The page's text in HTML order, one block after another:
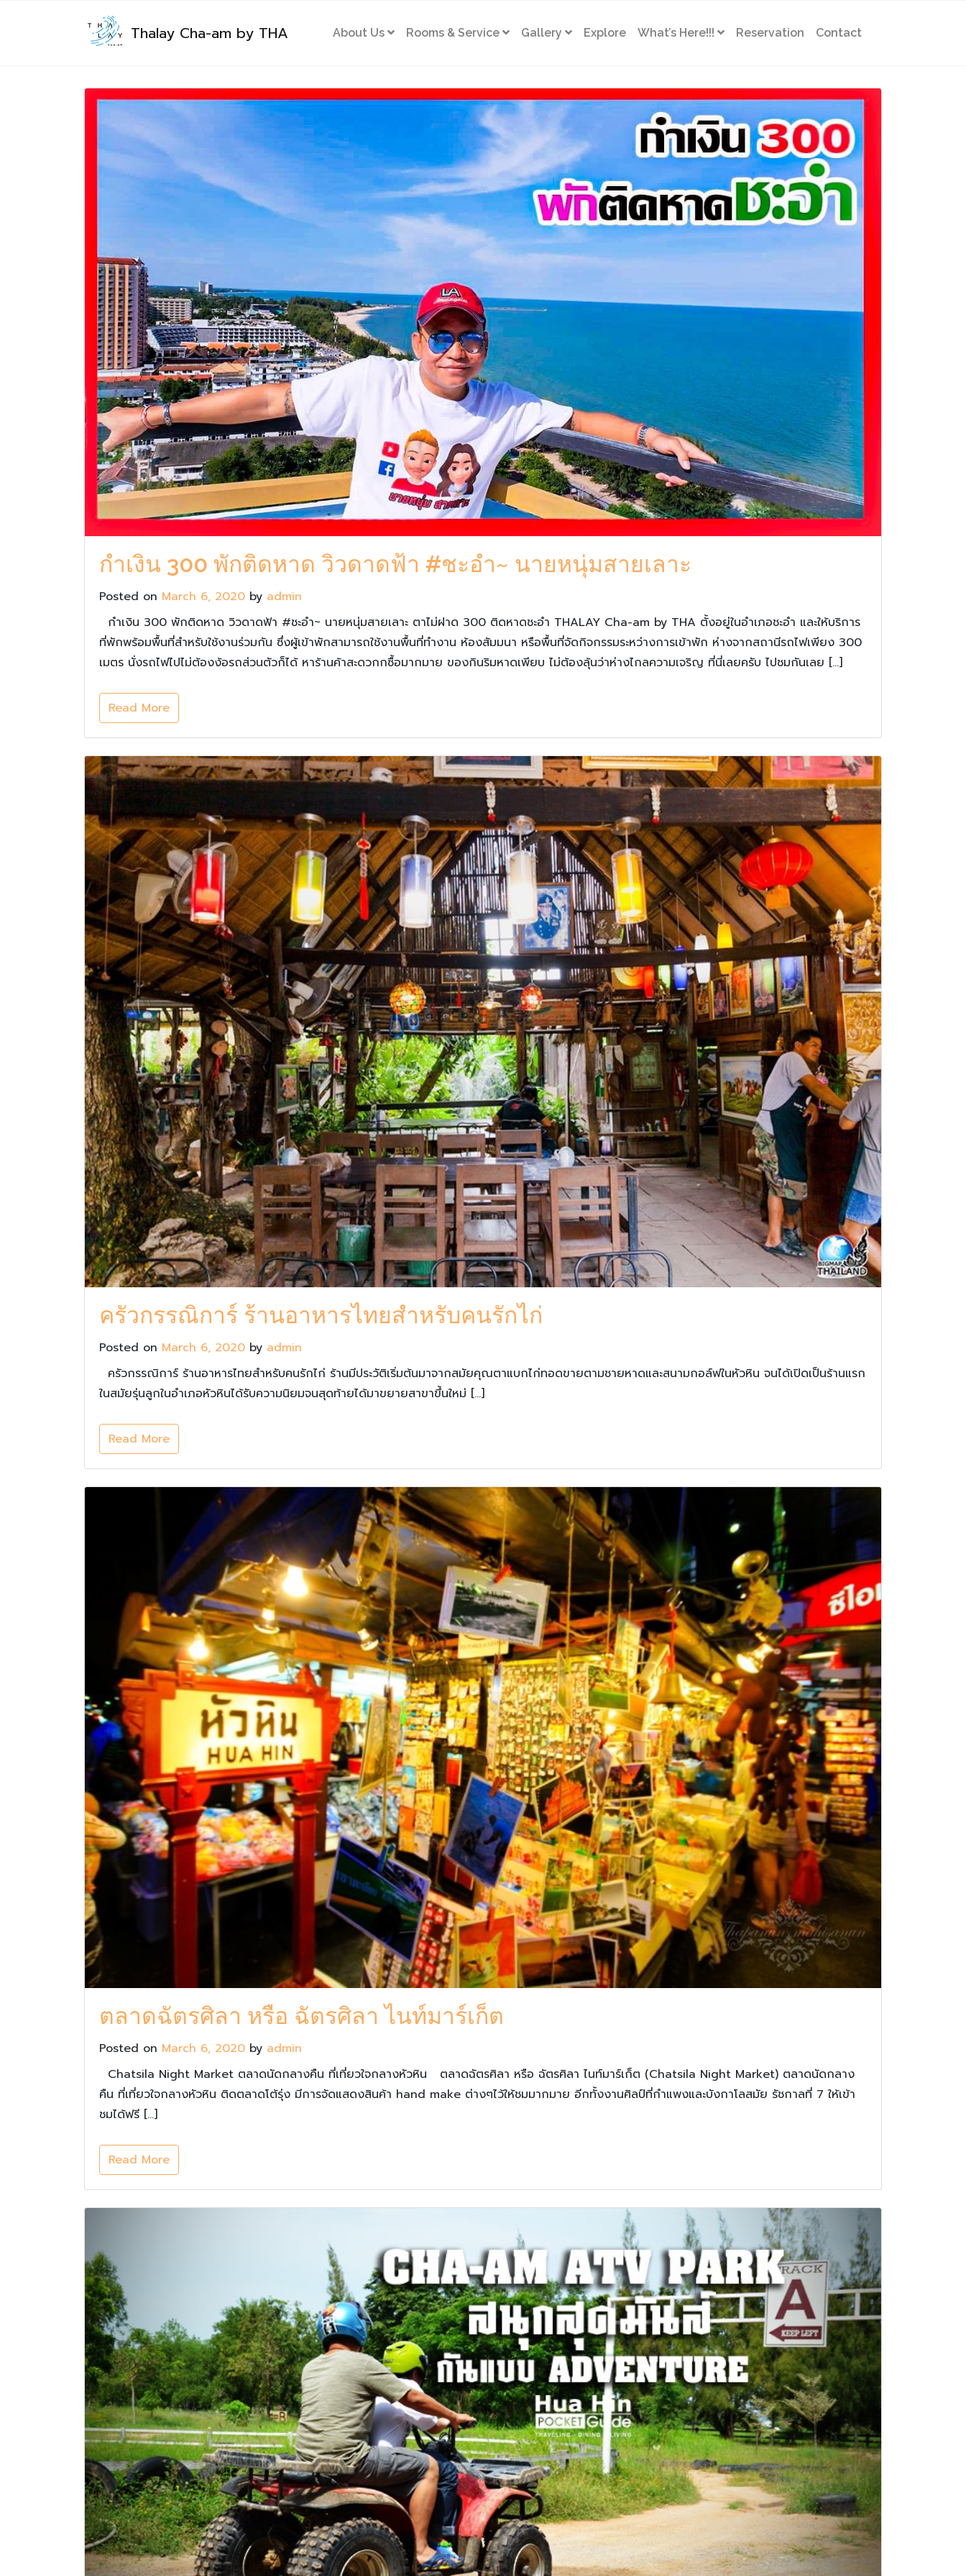
Thalay Cha-am by THA About Us Rooms & Service Gallery Explore What’s Here!!! Reservation Contact
กำเงิน 300 พักติดหาด วิวดาดฟ้า #ชะอำ~ นายหนุ่มสายเลาะ
Posted on March 6, 2020 by admin
กำเงิน 300 พักติดหาด วิวดาดฟ้า #ชะอำ~ นายหนุ่มสายเลาะ ตาไม่ฝาด 300 ติดหาดชะอำ THALAY Cha-am by THA ตั้งอยู่ในอำเภอชะอำ และให้บริการ
ที่พักพร้อมพื้นที่สำหรับใช้งานร่วมกัน ซึ่งผู้เข้าพักสามารถใช้งานพื้นที่ทำงาน ห้องสัมมนา หรือพื้นที่จัดกิจกรรมระหว่างการเข้าพัก ห่างจากสถานีรถไฟเพียง 300
เมตร นั่งรถไฟไปไม่ต้องง้อรถส่วนตัวก็ได้ หาร้านค้าสะดวกกซื้อมากมาย ของกินริมหาดเพียบ ไม่ต้องลุ้นว่าห่างไกลความเจริญ ที่นี่เลยครับ ไปชมกันเลย […]
Read More
ครัวกรรณิการ์ ร้านอาหารไทยสำหรับคนรักไก่
Posted on March 6, 2020 by admin
ครัวกรรณิการ์ ร้านอาหารไทยสำหรับคนรักไก่ ร้านมีประวัติเริ่มต้นมาจากสมัยคุณตาแบกไก่ทอดขายตามชายหาดและสนามกอล์ฟในหัวหิน จนได้เปิดเป็นร้านแรก
ในสมัยรุ่นลูกในอำเภอหัวหินได้รับความนิยมจนสุดท้ายได้มาขยายสาขาขึ้นใหม่ […]
Read More
ตลาดฉัตรศิลา หรือ ฉัตรศิลา ไนท์มาร์เก็ต
Posted on March 6, 2020 by admin
Chatsila Night Market ตลาดนัดกลางคืน ที่เที่ยวใจกลางหัวหิน ตลาดฉัตรศิลา หรือ ฉัตรศิลา ไนท์มาร์เก็ต (Chatsila Night Market) ตลาดนัดกลาง
คืน ที่เที่ยวใจกลางหัวหิน ติดตลาดโต้รุ่ง มีการจัดแสดงสินค้า hand make ต่างๆไว้ให้ชมมากมาย อีกทั้งงานศิลป์ที่กำแพงและบังกาโลสมัย รัชกาลที่ 7 ให้เข้า
ชมได้ฟรี […]
Read More